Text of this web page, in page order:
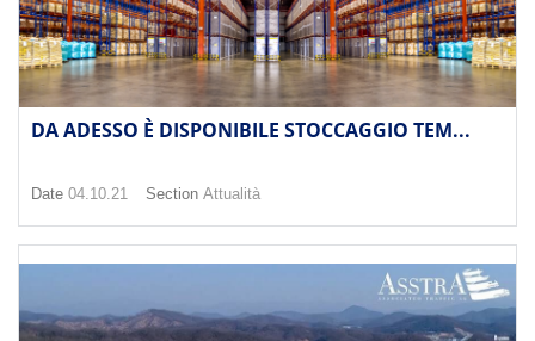
DA ADESSO È DISPONIBILE STOCCAGGIO TEM...
Date 04.10.21 Section Attualità